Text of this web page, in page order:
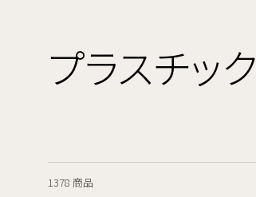
プラスチック
1378 商品